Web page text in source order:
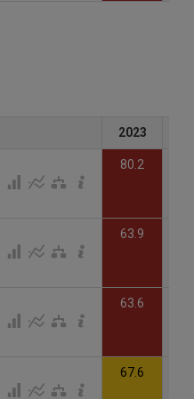
2023
80.2
63.9
63.6
67.6